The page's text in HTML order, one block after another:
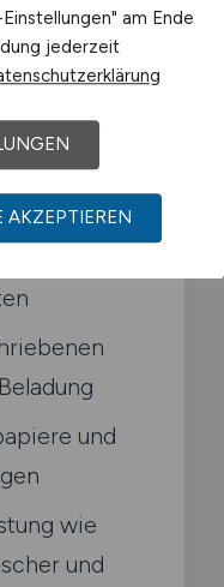
Weisungen
welche
und
wie
und
am Ende
jederzeit
AKZEPTIEREN